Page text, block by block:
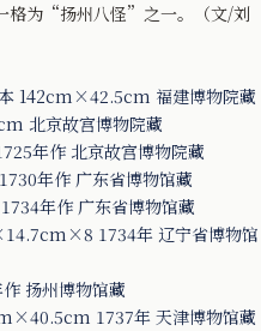
格为“扬州八怪”之一。（文/刘
本 142cm×42.5cm 福建博物院藏
北京故宫博物院藏
年作 北京故宫博物院藏
年作 广东省博物馆藏
年作 广东省博物馆藏
1734年 辽宁省博物馆
扬州博物馆藏
1737年 天津博物馆藏